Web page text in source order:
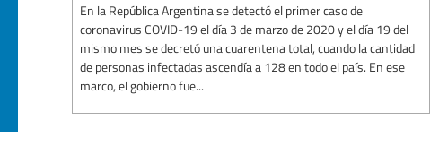
En la República Argentina se detectó el primer caso de
coronavirus COVID-19 el día 3 de marzo de 2020 y el día 19 del
mismo mes se decretó una cuarentena total, cuando la cantidad
de personas infectadas ascendía a 128 en todo el país. En ese
marco, el gobierno fue...